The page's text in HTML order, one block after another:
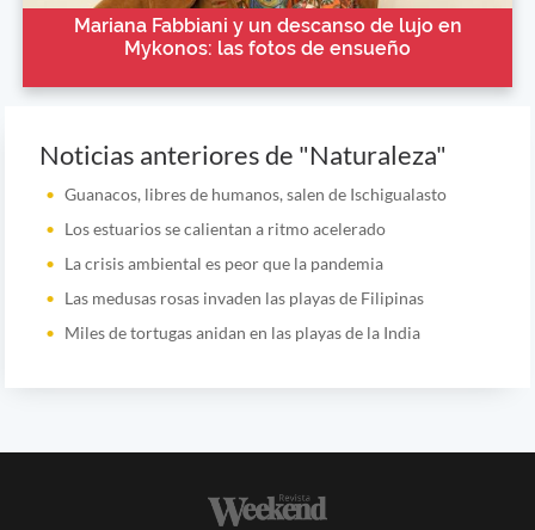
Mariana Fabbiani y un descanso de lujo en
Mykonos: las fotos de ensueño
Noticias anteriores de "Naturaleza"
Guanacos, libres de humanos, salen de Ischigualasto
Los estuarios se calientan a ritmo acelerado
La crisis ambiental es peor que la pandemia
Las medusas rosas invaden las playas de Filipinas
Miles de tortugas anidan en las playas de la India